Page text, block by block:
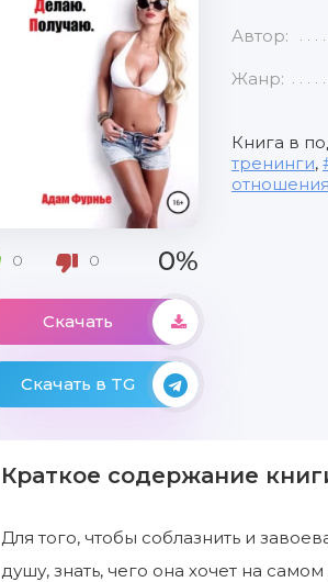
0 0 0%
Скачать
Скачать в TG
Автор:
Жанр:
Книга в
тренинги,
отношения
Краткое содержание
Для того, чтобы соблазнить и
душу, знать, чего она хочет на